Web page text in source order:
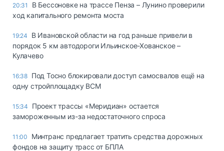
20:31
В Бессоновке на трассе Пенза – Лунино проверили
ход капитального ремонта моста
19:24
В Ивановской области на год раньше привели в
порядок 5 км автодороги Ильинское-Хованское –
Кулачево
16:38 Под Тосно блокировали доступ самосвалов ещё на
одну стройплощадку ВСМ
15:34
Проект трассы «Меридиан» остается
замороженным из-за недостаточного спроса
11:00
Минтранс предлагает тратить средства дорожных
фондов на защиту трасс от БПЛА